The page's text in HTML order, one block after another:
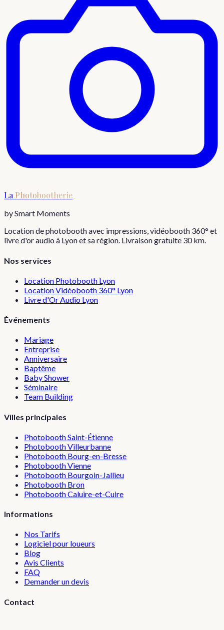
LaPhotobootherie
by Smart Moments
Location de photobooth avec impressions, vidéobooth 360° et
livre d'or audio à Lyon et sa région. Livraison gratuite 30 km.
Nos services
Location Photobooth Lyon
Location Vidéobooth 360° Lyon
Livre d'Or Audio Lyon
Événements
Mariage
Entreprise
Anniversaire
Baptême
Baby Shower
Séminaire
Team Building
Villes principales
PhotoboothSaint-Étienne
PhotoboothVilleurbanne
Photobooth Bourg-en-Bresse
PhotoboothVienne
Photobooth Bourgoin-Jallieu
Photobooth Bron
PhotoboothCaluire-et-Cuire
Informations
Nos Tarifs
Logiciel pour loueurs
Blog
Avis Clients
FAQ
Demander un devis
Contact